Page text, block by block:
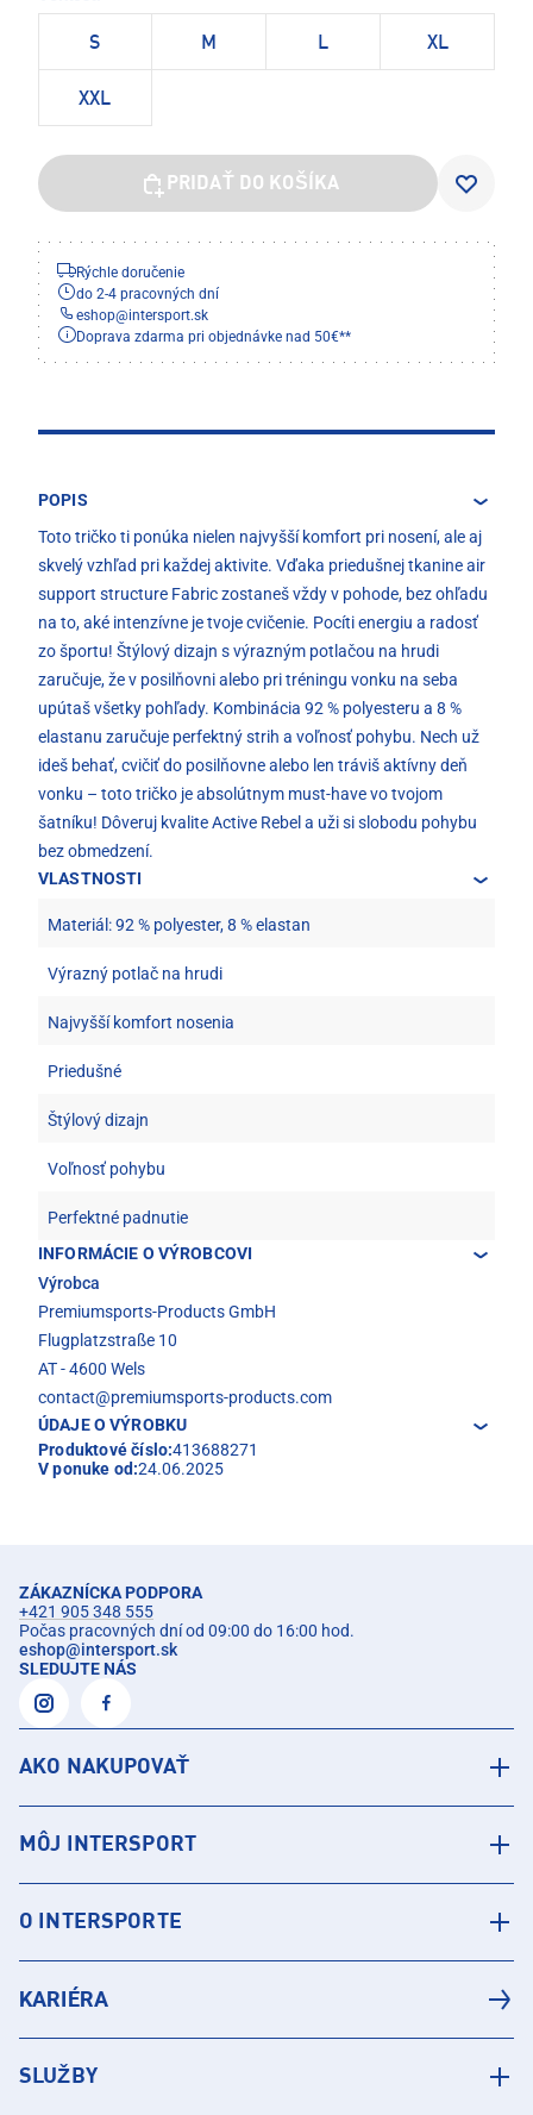
S M L XL
XXL
PRIDAŤ DO KOŠÍKA
Rýchle doručenie
do 2-4 pracovných dní
eshop@intersport.sk
Doprava zdarma pri objednávke nad 50€**
POPIS
Toto tričko ti ponúka nielen najvyšší komfort pri nosení, ale aj
skvelý vzhľad pri každej aktivite. Vďaka priedušnej tkanine air
support structure Fabric zostaneš vždy v pohode, bez ohľadu
na to, aké intenzívne je tvoje cvičenie. Pocíti energiu a radosť
zo športu! Štýlový dizajn s výrazným potlačou na hrudi
zaručuje, že v posilňovni alebo pri tréningu vonku na seba
upútaš všetky pohľady. Kombinácia 92 % polyesteru a 8 %
elastanu zaručuje perfektný strih a voľnosť pohybu. Nech už
ideš behať, cvičiť do posilňovne alebo len tráviš aktívny deň
vonku – toto tričko je absolútnym must-have vo tvojom
šatníku! Dôveruj kvalite Active Rebel a uži si slobodu pohybu
bez obmedzení.
VLASTNOSTI
Materiál: 92 % polyester, 8 % elastan
Výrazný potlač na hrudi
Najvyšší komfort nosenia
Priedušné
Štýlový dizajn
Voľnosť pohybu
Perfektné padnutie
INFORMÁCIE O VÝROBCOVI
Výrobca
Premiumsports-Products GmbH
Flugplatzstraße 10
AT - 4600 Wels
contact@premiumsports-products.com
ÚDAJE O VÝROBKU
Produktové číslo:413688271
V ponuke od:24.06.2025
ZÁKAZNÍCKA PODPORA
+421 905 348 555
Počas pracovných dní od 09:00 do 16:00 hod.
eshop@intersport.sk
SLEDUJTE NÁS
AKO NAKUPOVAŤ
MÔJ INTERSPORT
O INTERSPORTE
KARIÉRA
SLUŽBY